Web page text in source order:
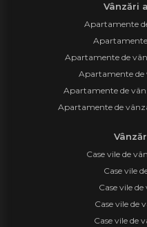
Vânzări
Apartamente
Apartamente de
Apartamente
Apartamente de
Apartamente de
Case vile de
Case vile
Case vile
Case vile de
Case vile de